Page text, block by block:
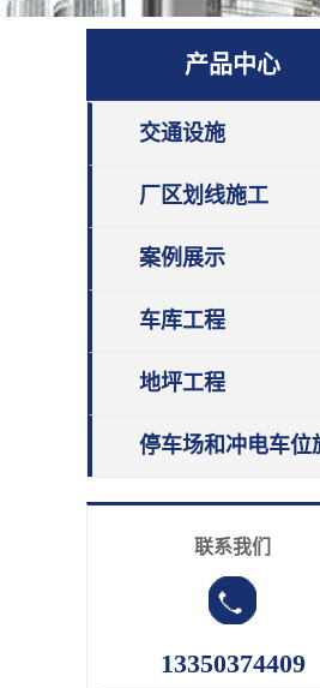
产品中心
交通设施
厂区划线施工
案例展示
车库工程
地坪工程
停车场和冲电车位
联系我们
13350374409